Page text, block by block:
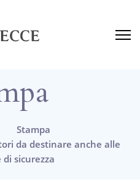
Stampa
da destinare anche alle
di sicurezza